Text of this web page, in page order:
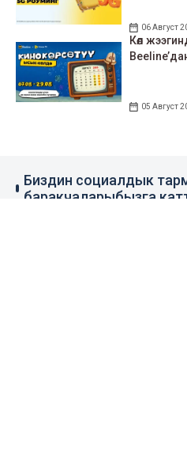
06 Август
Көл
05 Август
Биздин социалдык
баракчаларыбызга